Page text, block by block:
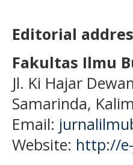
Editorial
Fakultas Ilmu
Jl. Ki Hajar
Samarinda,
Email:
Website: http://